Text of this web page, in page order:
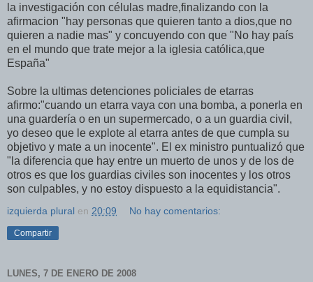
la investigación con células madre,finalizando con la
afirmacion "hay personas que quieren tanto a dios,que no
quieren a nadie mas" y concuyendo con que "No hay país
en el mundo que trate mejor a la iglesia católica,que
España"
Sobre la ultimas detenciones policiales de etarras
afirmo:"cuando un etarra vaya con una bomba, a ponerla en
una guardería o en un supermercado, o a un guardia civil,
yo deseo que le explote al etarra antes de que cumpla su
objetivo y mate a un inocente". El ex ministro puntualizó que
"la diferencia que hay entre un muerto de unos y de los de
otros es que los guardias civiles son inocentes y los otros
son culpables, y no estoy dispuesto a la equidistancia".
izquierda plural en 20:09 No hay comentarios:
Compartir
LUNES, 7 DE ENERO DE 2008